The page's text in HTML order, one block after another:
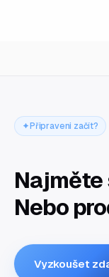
Připraveni začít?
Najměte
Nebo
Vyzkoušet